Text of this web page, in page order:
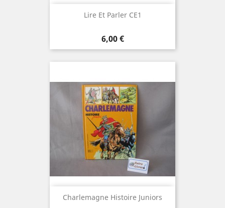
Lire Et Parler CE1
Prix
6,00 €
Charlemagne Histoire Juniors